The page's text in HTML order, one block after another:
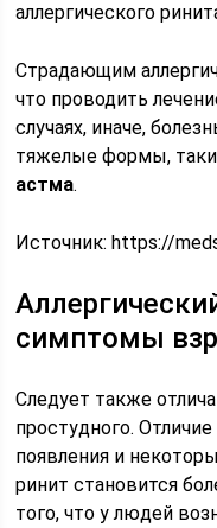
аллергического
Страдающим
что проводить
случаях, иначе,
тяжелые формы,
астма.
Источник:https://
симптомы
Следует также
простудного.
появления и
ринит становится
того, что у людей